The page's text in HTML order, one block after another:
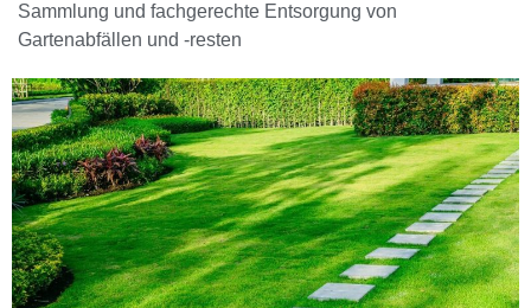
Sammlung und fachgerechte Entsorgung von
Gartenabfällen und -resten